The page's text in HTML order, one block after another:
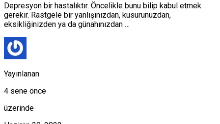
Depresyon bir hastalıktır. Öncelikle bunu bilip kabul etmek
gerekir. Rastgele bir yanlışınızdan, kusurunuzdan,
eksikliğinizden ya da günahınızdan …
Yayınlanan
4 sene önce
üzerinde